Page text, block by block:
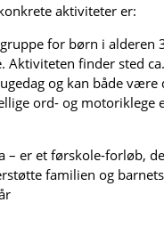
aktiviteter er:
for børn i alderen
Aktiviteten finder sted
og kan både være
ord- og motoriklege
– er et førskole-forløb,
familien og